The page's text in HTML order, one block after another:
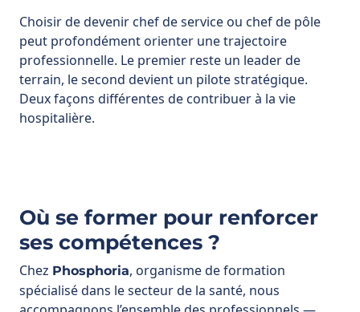
Choisir de devenir chef de service ou chef de pôle
peut profondément orienter une trajectoire
professionnelle. Le premier reste un leader de
terrain, le second devient un pilote stratégique.
Deux façons différentes de contribuer à la vie
hospitalière.
Où se former pour renforcer
ses compétences ?
Chez Phosphoria, organisme de formation
spécialisé dans le secteur de la santé, nous